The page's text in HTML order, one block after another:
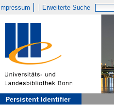
Impressum Erweiterte Suche
Persistent Identifier